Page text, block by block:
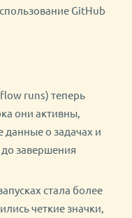
GitHub
runs) теперь
они активны,
о задачах и
завершения
стала более
четкие значки,